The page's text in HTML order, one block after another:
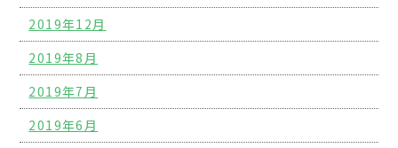
2019年12月
2019年8月
2019年7月
2019年6月